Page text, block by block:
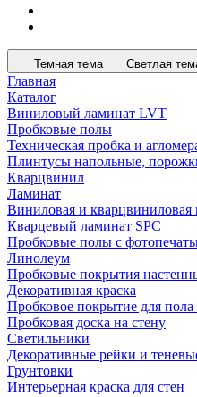
Темная тема Светлая
Главная
Каталог
Виниловый ламинат LVT
Пробковые полы
Техническая пробка и
Плинтусы напольные,
Кварцвинил
Ламинат
Виниловая и кварцвиниловая
Кварцевый ламинат SPC
Пробковые полы с
Линолеум
Пробковые покрытия
Декоративная краска
Пробковое покрытие для пола
Пробковая доска на стену
Светильники
Декоративные рейки и
Грунтовки
Интерьерная краска для стен